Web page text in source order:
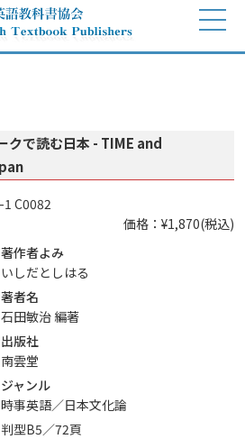
クで読む日本 - TIME and
C0082
価格：¥1,870(税込)
著作者よみ
いしだとしはる
著者名
石田敏治 編著
出版社
南雲堂
ジャンル
時事英語／日本文化論
判型B5／72頁